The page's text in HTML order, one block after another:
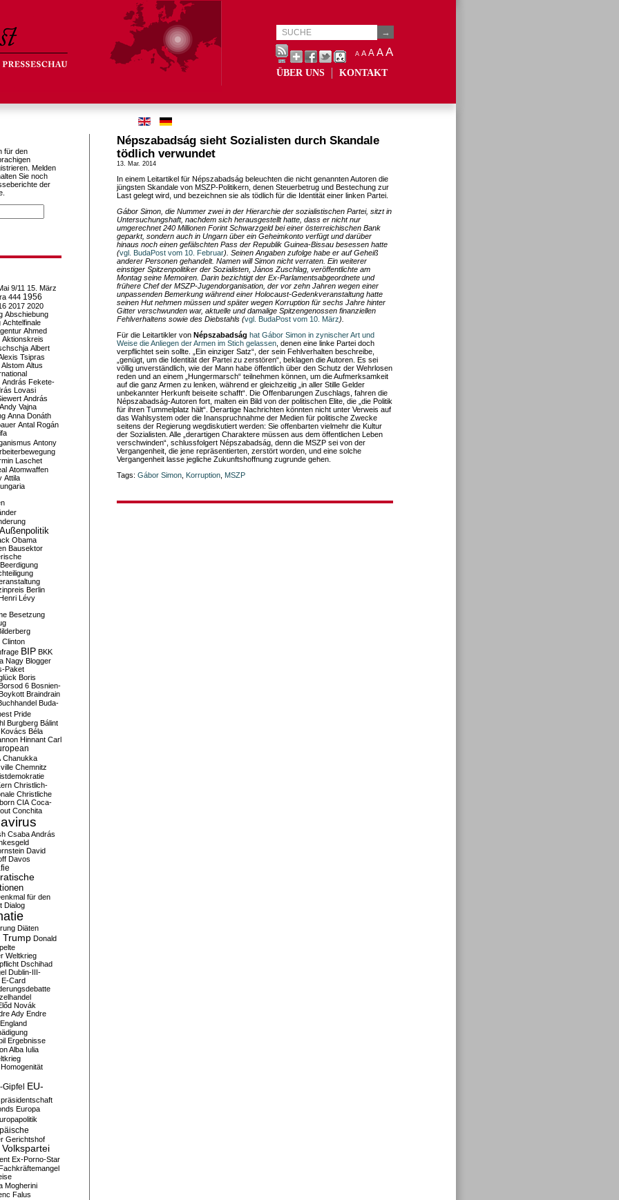
A A A AA
ÜBER UNS KONTAKT
Népszabadság sieht Sozialisten durch Skandale
tödlich verwundet
13. Mar. 2014
In einem Leitartikel für Népszabadság beleuchten die nicht genannten Autoren die
jüngsten Skandale von MSZP-Politikern, denen Steuerbetrug und Bestechung zur
Last gelegt wird, und bezeichnen sie als tödlich für die Identität einer linken Partei.
Gábor Simon, die Nummer zwei in der Hierarchie der sozialistischen Partei, sitzt in
Untersuchungshaft, nachdem sich herausgestellt hatte, dass er nicht nur
umgerechnet 240 Millionen Forint Schwarzgeld bei einer österreichischen Bank
geparkt, sondern auch in Ungarn über ein Geheimkonto verfügt und darüber
hinaus noch einen gefälschten Pass der Republik Guinea-Bissau besessen hatte
(vgl. BudaPost vom 10. Februar). Seinen Angaben zufolge habe er auf Geheiß
anderer Personen gehandelt. Namen will Simon nicht verraten. Ein weiterer
einstiger Spitzenpolitiker der Sozialisten, János Zuschlag, veröffentlichte am
Montag seine Memoiren. Darin bezichtigt der Ex-Parlamentsabgeordnete und
frühere Chef der MSZP-Jugendorganisation, der vor zehn Jahren wegen einer
unpassenden Bemerkung während einer Holocaust-Gedenkveranstaltung hatte
seinen Hut nehmen müssen und später wegen Korruption für sechs Jahre hinter
Gitter verschwunden war, aktuelle und damalige Spitzengenossen finanziellen
Fehlverhaltens sowie des Diebstahls (vgl. BudaPost vom 10. März).
Für die Leitartikler von Népszabadság hat Gábor Simon in zynischer Art und
Weise die Anliegen der Armen im Stich gelassen , denen eine linke Partei doch
verpflichtet sein sollte. „Ein einziger Satz“, der sein Fehlverhalten beschreibe,
„genügt, um die Identität der Partei zu zerstören“, beklagen die Autoren. Es sei
völlig unverständlich, wie der Mann habe öffentlich über den Schutz der Wehrlosen
reden und an einem „Hungermarsch“ teilnehmen können, um die Aufmerksamkeit
auf die ganz Armen zu lenken, während er gleichzeitig „in aller Stille Gelder
unbekannter Herkunft beiseite schafft“. Die Offenbarungen Zuschlags, fahren die
Népszabadság-Autoren fort, malten ein Bild von der politischen Elite, die „die Politik
für ihren Tummelplatz hält“. Derartige Nachrichten könnten nicht unter Verweis auf
das Wahlsystem oder die Inanspruchnahme der Medien für politische Zwecke
seitens der Regierung wegdiskutiert werden: Sie offenbarten vielmehr die Kultur
der Sozialisten. Alle „derartigen Charaktere müssen aus dem öffentlichen Leben
verschwinden“, schlussfolgert Népszabadság, denn die MSZP sei von der
Vergangenheit, die jene repräsentierten, zerstört worden, und eine solche
Vergangenheit lasse jegliche Zukunftshoffnung zugrunde gehen.
Tags: Gábor Simon Korruption MSZP
für den
Melden
Sie noch
der
9/11 15. März
444 1956
2017 2020
Abschiebung
Achtelfinale
Ahmed
Aktionskreis
Albert
Tsipras
Alstom Altus
András Fekete-
Lovasi
András
Andy Vajna
Anna Donáth
Antal Rogán
Antony
Laschet
Atomwaffen
Attila
Außenpolitik
Obama
Bausektor
Beerdigung
Berlin
Lévy
Besetzung
Clinton
BIP BKK
Nagy Blogger
Paket
Boris
6 Bosnien-
Braindrain
Buda-
Pride
Burgberg Bálint
Béla
Hinnant Carl
Chanukka
Chemnitz
Christlich-
Christliche
CIA Coca-
Conchita
Csaba András
David
Davos
für den
Dialog
Diäten
Trump Donald
Weltkrieg
Dschihad
Dublin-III-
E-Card
Novák
Ady Endre
England
Ergebnisse
Alba Iulia
Gipfel EU-
Europa
Gerichtshof
Ex-Porno-Star
Mogherini
Falus